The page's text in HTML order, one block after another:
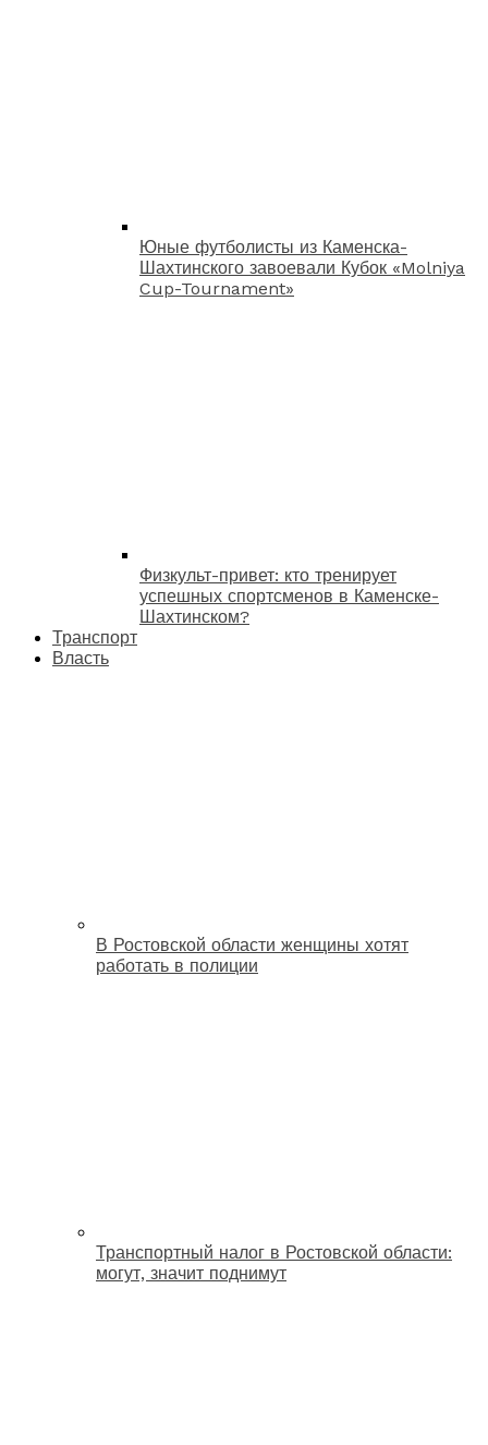
Юные футболисты из Каменска-
Шахтинского завоевали Кубок «Molniya
Cup-Tournament»
Физкульт-привет: кто тренирует
успешных спортсменов в Каменске-
Шахтинском?
Транспорт
Власть
В Ростовской области женщины хотят
работать в полиции
Транспортный налог в Ростовской области:
могут, значит поднимут